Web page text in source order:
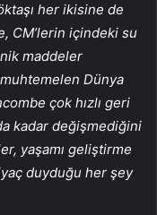
her ikisine de
CM’lerin içindeki su
maddeler
Dünya
çok hızlı geri
kadar değişmediğini
yaşamı geliştirme
duyduğu her şey